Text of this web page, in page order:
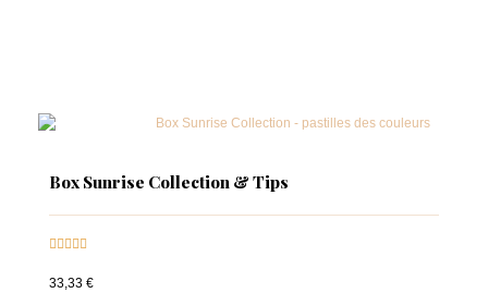
Box Sunrise Collection & Tips

33,33 €